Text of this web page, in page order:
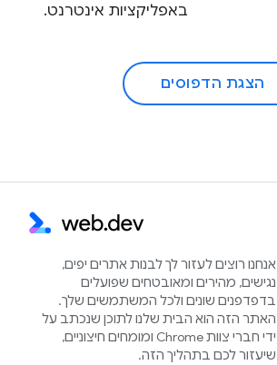
באפליקציות אינטרנט.
הצגת הדפוסים
אנחנו רוצים לעזור לך לבנות אתרים יפים,
נגישים, מהירים ומאובטחים שפועלים
בדפדפנים שונים ולכל המשתמשים שלך.
האתר הזה הוא הבית שלנו לתוכן שנכתב על
ידי חברי צוות Chrome ומומחים חיצוניים,
שיעזור לכם בתהליך הזה.